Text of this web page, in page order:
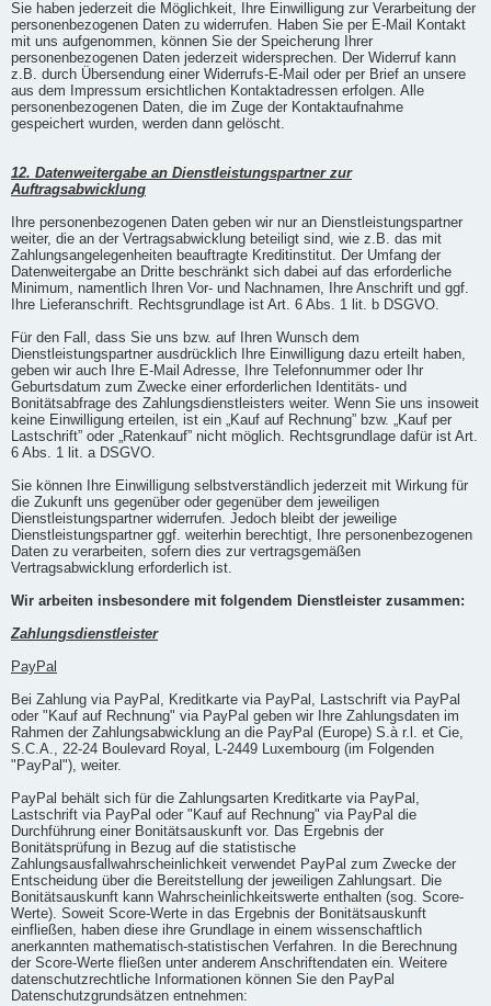
Sie haben jederzeit die Möglichkeit, Ihre Einwilligung zur Verarbeitung der
personenbezogenen Daten zu widerrufen. Haben Sie per E-Mail Kontakt
mit uns aufgenommen, können Sie der Speicherung Ihrer
personenbezogenen Daten jederzeit widersprechen. Der Widerruf kann
z.B. durch Übersendung einer Widerrufs-E-Mail oder per Brief an unsere
aus dem Impressum ersichtlichen Kontaktadressen erfolgen. Alle
personenbezogenen Daten, die im Zuge der Kontaktaufnahme
gespeichert wurden, werden dann gelöscht.
12. Datenweitergabe an Dienstleistungspartner zur
Auftragsabwicklung
Ihre personenbezogenen Daten geben wir nur an Dienstleistungspartner
weiter, die an der Vertragsabwicklung beteiligt sind, wie z.B. das mit
Zahlungsangelegenheiten beauftragte Kreditinstitut. Der Umfang der
Datenweitergabe an Dritte beschränkt sich dabei auf das erforderliche
Minimum, namentlich Ihren Vor- und Nachnamen, Ihre Anschrift und ggf.
Ihre Lieferanschrift. Rechtsgrundlage ist Art. 6 Abs. 1 lit. b DSGVO.
Für den Fall, dass Sie uns bzw. auf Ihren Wunsch dem
Dienstleistungspartner ausdrücklich Ihre Einwilligung dazu erteilt haben,
geben wir auch Ihre E-Mail Adresse, Ihre Telefonnummer oder Ihr
Geburtsdatum zum Zwecke einer erforderlichen Identitäts- und
Bonitätsabfrage des Zahlungsdienstleisters weiter. Wenn Sie uns insoweit
keine Einwilligung erteilen, ist ein „Kauf auf Rechnung” bzw. „Kauf per
Lastschrift” oder „Ratenkauf” nicht möglich. Rechtsgrundlage dafür ist Art.
6 Abs. 1 lit. a DSGVO.
Sie können Ihre Einwilligung selbstverständlich jederzeit mit Wirkung für
die Zukunft uns gegenüber oder gegenüber dem jeweiligen
Dienstleistungspartner widerrufen. Jedoch bleibt der jeweilige
Dienstleistungspartner ggf. weiterhin berechtigt, Ihre personenbezogenen
Daten zu verarbeiten, sofern dies zur vertragsgemäßen
Vertragsabwicklung erforderlich ist.
Wir arbeiten insbesondere mit folgendem Dienstleister zusammen:
Zahlungsdienstleister
PayPal
Bei Zahlung via PayPal, Kreditkarte via PayPal, Lastschrift via PayPal
oder "Kauf auf Rechnung" via PayPal geben wir Ihre Zahlungsdaten im
Rahmen der Zahlungsabwicklung an die PayPal (Europe) S.à r.l. et Cie,
S.C.A., 22-24 Boulevard Royal, L-2449 Luxembourg (im Folgenden
"PayPal"), weiter.
PayPal behält sich für die Zahlungsarten Kreditkarte via PayPal,
Lastschrift via PayPal oder "Kauf auf Rechnung" via PayPal die
Durchführung einer Bonitätsauskunft vor. Das Ergebnis der
Bonitätsprüfung in Bezug auf die statistische
Zahlungsausfallwahrscheinlichkeit verwendet PayPal zum Zwecke der
Entscheidung über die Bereitstellung der jeweiligen Zahlungsart. Die
Bonitätsauskunft kann Wahrscheinlichkeitswerte enthalten (sog. Score-
Werte). Soweit Score-Werte in das Ergebnis der Bonitätsauskunft
einfließen, haben diese ihre Grundlage in einem wissenschaftlich
anerkannten mathematisch-statistischen Verfahren. In die Berechnung
der Score-Werte fließen unter anderem Anschriftendaten ein. Weitere
datenschutzrechtliche Informationen können Sie den PayPal
Datenschutzgrundsätzen entnehmen: